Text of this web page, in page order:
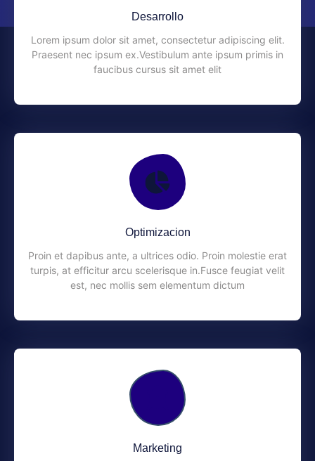
Desarrollo
Lorem ipsum dolor sit amet, consectetur adipiscing elit.
Praesent nec ipsum ex.Vestibulum ante ipsum primis in
faucibus cursus sit amet elit
Optimizacion
Proin et dapibus ante, a ultrices odio. Proin molestie erat
turpis, at efficitur arcu scelerisque in.Fusce feugiat velit
est, nec mollis sem elementum dictum
Marketing